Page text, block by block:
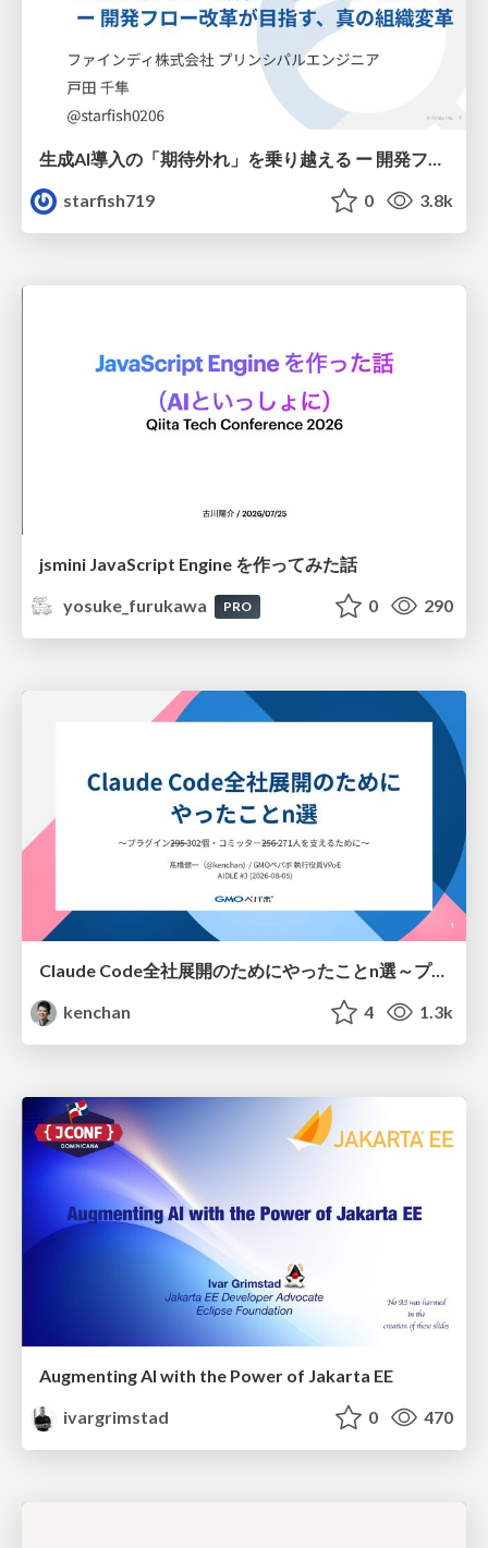
生成AI導入の「期待外れ」を乗り越える ー 開発フロー改革が目指す、真の組織変革
starfish719
0 3.8k
jsmini JavaScript Engine を作ってみた話
yosuke_furukawa
PRO 0 290
Claude Code全社展開のためにやったことn選～プラグイン302個・コミッター271人を支えるために～
kenchan
4 1.3k
Augmenting AI with the Power of Jakarta EE
ivargrimstad
0 470